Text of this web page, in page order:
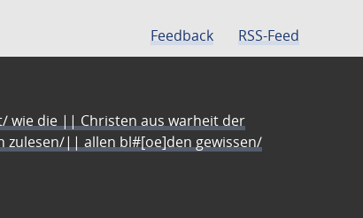
Feedback RSS-Feed
wie die || Christen aus warheit der
|| allen bl#[oe]den gewissen/